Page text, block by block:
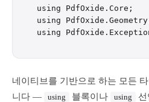
using PdfOxide.Core;
using
네이티브를 기반으로 하는 모든
니다 —
using 블록이나 using